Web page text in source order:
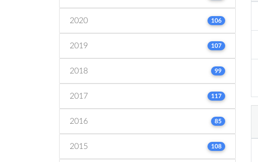
2020 106
2019 107
2018 99
2017 117
2016 85
2015 108